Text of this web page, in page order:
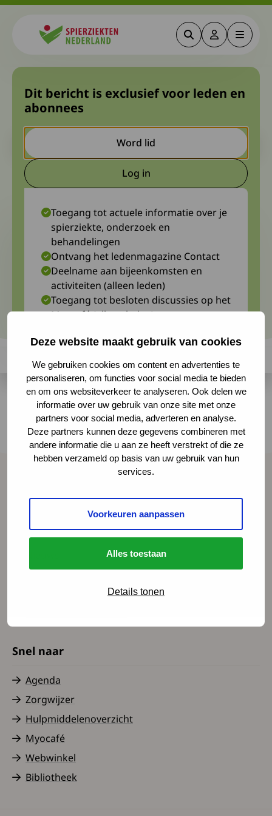
Deze website maakt gebruik van cookies
We gebruiken cookies om content en advertenties te
personaliseren, om functies voor social media te bieden
en om ons websiteverkeer te analyseren. Ook delen we
informatie over uw gebruik van onze site met onze
partners voor social media, adverteren en analyse.
Deze partners kunnen deze gegevens combineren met
andere informatie die u aan ze heeft verstrekt of die ze
hebben verzameld op basis van uw gebruik van hun
services.
Voorkeuren aanpassen
Alles toestaan
Details tonen
ZoekenDeze link
Menu
Contact Magazine, uitgave
maart 2024
Let op. Dit is een ouder bericht. Het kan zijn dat de inhoud niet
meer actueel is.
1 maart 2024
Contact Magazine verschijnt viermaal per jaar
en biedt achtergrondartikelen, interviews,
informatie over wet- en regelgeving, tips voor
hulpmiddelen en meer.
Over ons
Doe mee als vrijwilliger
Snel naar
Agenda
Zorgwijzer
Hulpmiddelenoverzicht
Myocafé
Webwinkel
Bibliotheek
Dit bericht is exclusief voor leden en
abonnees
Word lid
Log inDeze link gaat naar een
Toegang tot actuele informatie over je
spierziekte, onderzoek en
behandelingen
Ontvang het ledenmagazine Contact
Deelname aan bijeenkomsten en
activiteiten (alleen leden)
Toegang tot besloten discussies op het
Myocafé (alleen leden)